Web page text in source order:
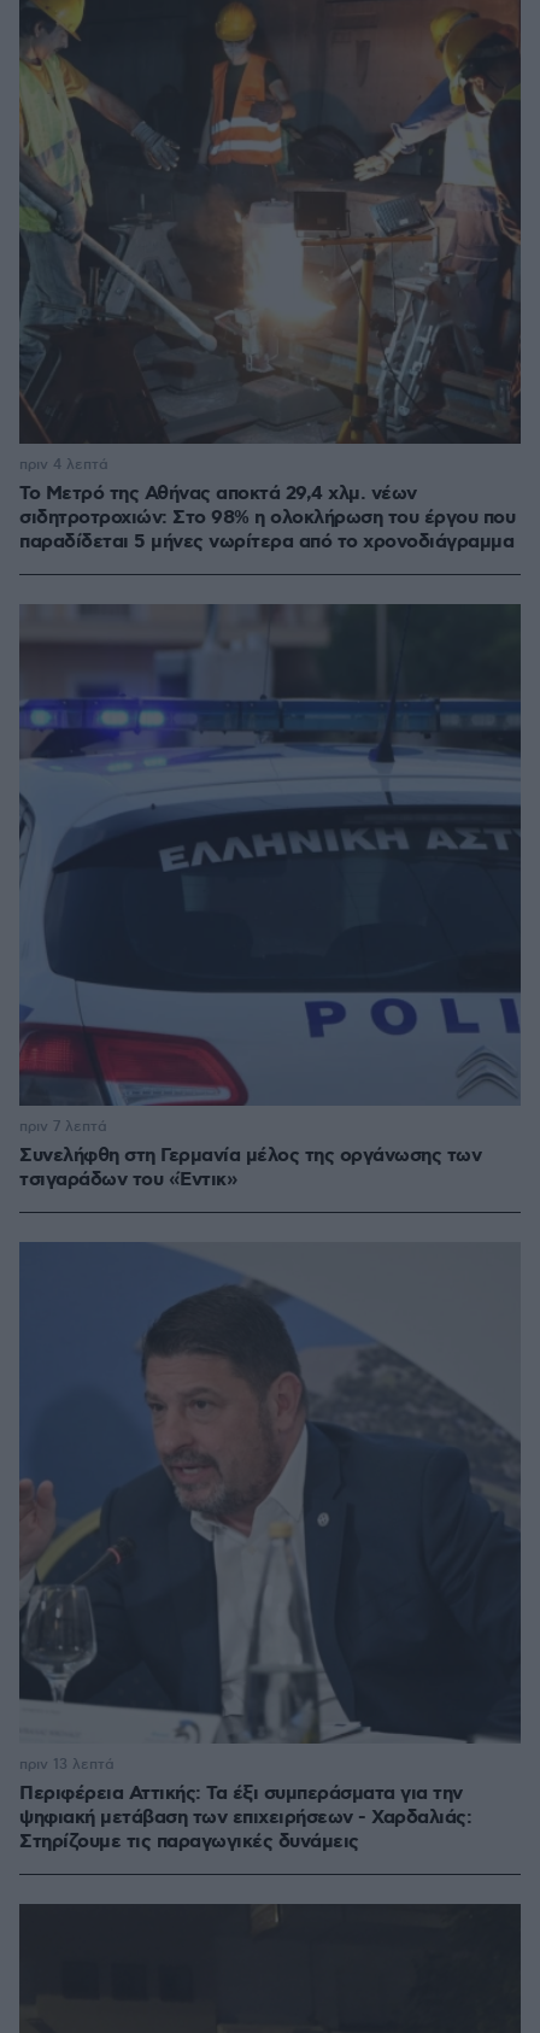
Το Μετρό της Αθήνας αποκτά 29,4 χλμ. νέων
σιδητροτροχιών: Στο 98% η ολοκλήρωση του έργου που
παραδίδεται 5 μήνες νωρίτερα από το χρονοδιάγραμμα
πριν 4 λεπτά
Συνελήφθη στη Γερμανία μέλος της οργάνωσης των
τσιγαράδων του «Έντικ»
πριν 7 λεπτά
Περιφέρεια Αττικής: Τα έξι συμπεράσματα για την
ψηφιακή μετάβαση των επιχειρήσεων - Χαρδαλιάς:
Στηρίζουμε τις παραγωγικές δυνάμεις
πριν 13 λεπτά